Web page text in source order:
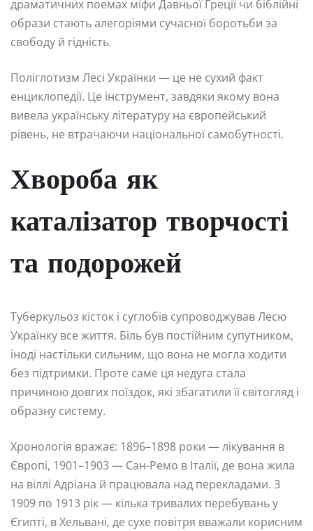
драматичних поемах міфи Давньої Греції чи біблійні
образи стають алегоріями сучасної боротьби за
свободу й гідність.
Поліглотизм Лесі Українки — це не сухий факт
енциклопедії. Це інструмент, завдяки якому вона
вивела українську літературу на європейський
рівень, не втрачаючи національної самобутності.
Хвороба як
каталізатор творчості
та подорожей
Туберкульоз кісток і суглобів супроводжував Лесю
Українку все життя. Біль був постійним супутником,
іноді настільки сильним, що вона не могла ходити
без підтримки. Проте саме ця недуга стала
причиною довгих поїздок, які збагатили її світогляд і
образну систему.
Хронологія вражає: 1896–1898 роки — лікування в
Європі, 1901–1903 — Сан-Ремо в Італії, де вона жила
на віллі Адріана й працювала над перекладами. З
1909 по 1913 рік — кілька тривалих перебувань у
Єгипті, в Хельвані, де сухе повітря вважали корисним